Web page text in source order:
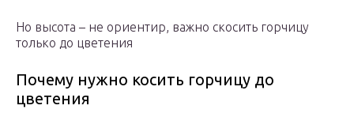
Но высота – не ориентир, важно скосить горчицу
только до цветения
Почему нужно косить горчицу до
цветения